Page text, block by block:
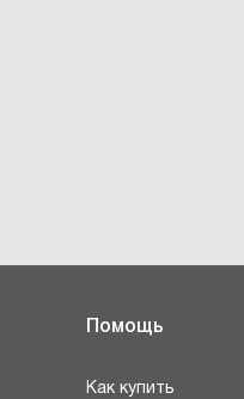
Помощь
Как купить